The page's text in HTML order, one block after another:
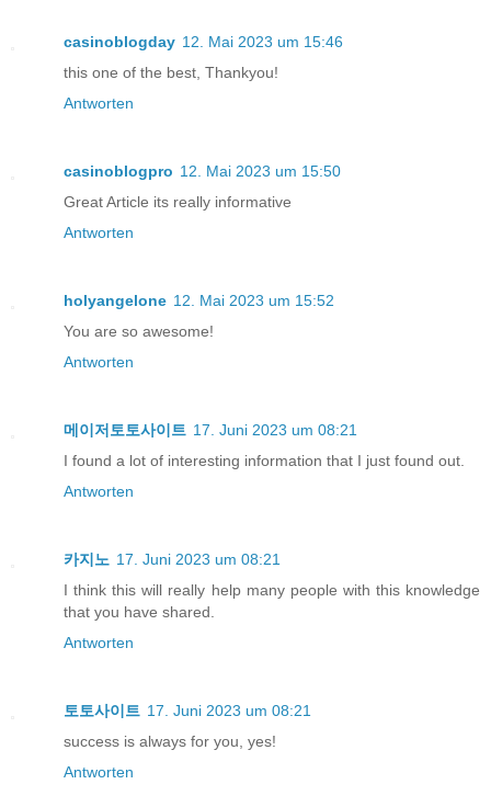
casinoblogday 12. Mai 2023 um 15:46
this one of the best, Thankyou!
Antworten
casinoblogpro 12. Mai 2023 um 15:50
Great Article its really informative
Antworten
holyangelone 12. Mai 2023 um 15:52
You are so awesome!
Antworten
메이저토토사이트 17. Juni 2023 um 08:21
I found a lot of interesting information that I just found out.
Antworten
카지노 17. Juni 2023 um 08:21
I think this will really help many people with this knowledge
that you have shared.
Antworten
토토사이트 17. Juni 2023 um 08:21
success is always for you, yes!
Antworten